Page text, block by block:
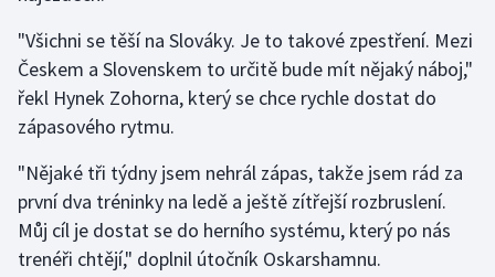
Short track
Sportovní střelba
Stolní tenis
Triatlon
Veslování
"Všichni se těší na Slováky. Je to takové zpestření. Mezi
Českem a Slovenskem to určitě bude mít nějaký náboj,"
řekl Hynek Zohorna, který se chce rychle dostat do
zápasového rytmu.
"Nějaké tři týdny jsem nehrál zápas, takže jsem rád za
první dva tréninky na ledě a ještě zítřejší rozbruslení.
Můj cíl je dostat se do herního systému, který po nás
trenéři chtějí," doplnil útočník Oskarshamnu.